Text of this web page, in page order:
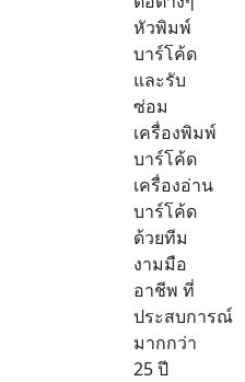
หัวพิมพ์
บาร์โค้ด
และรับ
ซ่อม
เครื่องพิมพ์
บาร์โค้ด
เครื่องอ่าน
บาร์โค้ด
ด้วยทีม
งามมือ
อาชีพ ที่
ประสบการณ์
มากกว่า
25 ปี